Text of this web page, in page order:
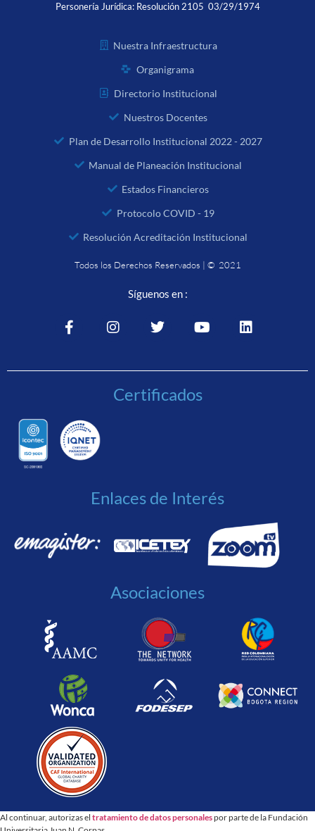
Personería Jurídica: Resolución 2105 03/29/1974
Nuestra Infraestructura
Organigrama
Directorio Institucional
Nuestros Docentes
Plan de Desarrollo Institucional 2022 - 2027
Manual de Planeación Institucional
Estados Financieros
Protocolo COVID - 19
Resolución Acreditación Institucional
Todos los Derechos Reservados | © 2021
Síguenos en :
Certificados
Enlaces de Interés
Asociaciones
Al continuar, autorizas el tratamiento de datos personalespor parte de la Fundación